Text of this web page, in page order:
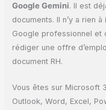
Google Gemini. Il est
documents. Il n’y a rien
Google professionnel et
rédiger une offre
document RH.
Vous êtes sur Microsoft
Outlook, Word, Excel,